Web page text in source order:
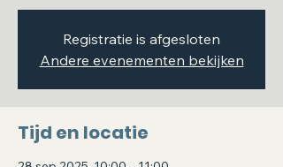
Registratie is afgesloten
Andere evenementen bekijken
Tijd en locatie